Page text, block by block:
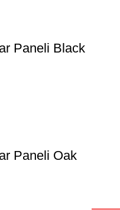
Paneli Black
Paneli Oak